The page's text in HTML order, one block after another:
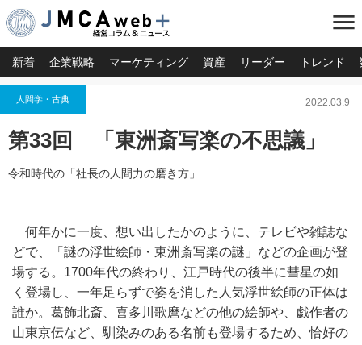
menu
新着 企業戦略 マーケティング 資産 リーダー トレンド
人間学・古典 2022.03.9
第33回 「東洲斎写楽の不思議」
令和時代の「社長の人間力の磨き方」
何年かに一度、想い出したかのように、テレビや雑誌な
どで、「謎の浮世絵師・東洲斎写楽の謎」などの企画が登
場する。1700年代の終わり、江戸時代の後半に彗星の如
く登場し、一年足らずで姿を消した人気浮世絵師の正体は
誰か。葛飾北斎、喜多川歌麿などの他の絵師や、戯作者の
山東京伝など、馴染みのある名前も登場するため、恰好の